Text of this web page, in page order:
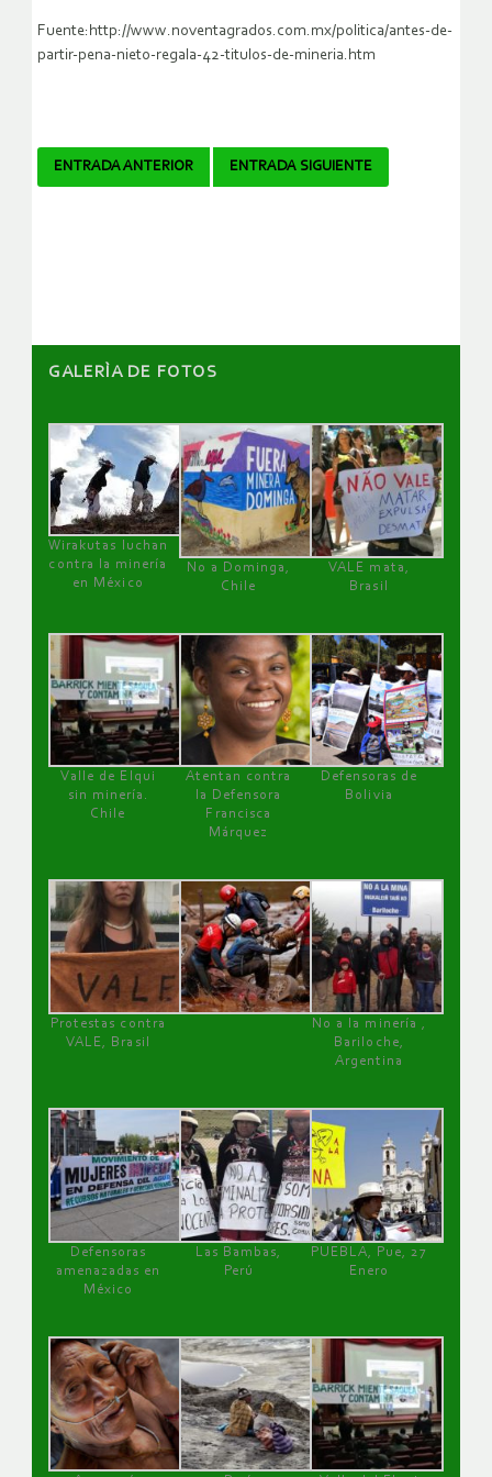
Fuente:http://www.noventagrados.com.mx/politica/antes-de-
partir-pena-nieto-regala-42-titulos-de-mineria.htm
Navegador
ENTRADA ANTERIOR ENTRADA SIGUIENTE
GALERÌA DE FOTOS
Wirakutas luchan
contra la minería
en México
No a Dominga,
Chile
VALE mata,
Brasil
Valle de Elqui
sin minería.
Chile
Atentan contra
la Defensora
Francisca
Márquez
Defensoras de
Bolivia
Protestas contra
VALE, Brasil
No a la minería ,
Bariloche,
Argentina
Defensoras
amenazadas en
México
Las Bambas,
Perú
PUEBLA, Pue, 27
Enero